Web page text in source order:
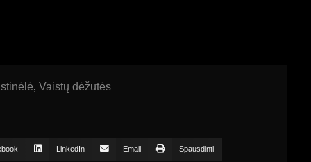
, Vaistų dėžutės
LinkedIn Email Spausdinti